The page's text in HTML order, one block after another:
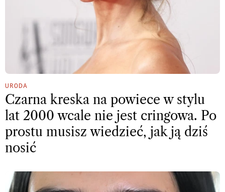
URODA
Czarna kreska na powiece w stylu
lat 2000 wcale nie jest cringowa. Po
prostu musisz wiedzieć, jak ją dziś
nosić